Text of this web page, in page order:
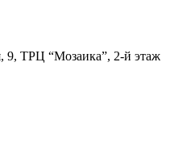
9, ТРЦ “Мозаика”, 2-й этаж